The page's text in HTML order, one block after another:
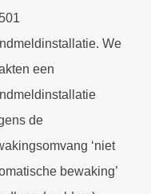
We
een
de
‘niet
bewaking’